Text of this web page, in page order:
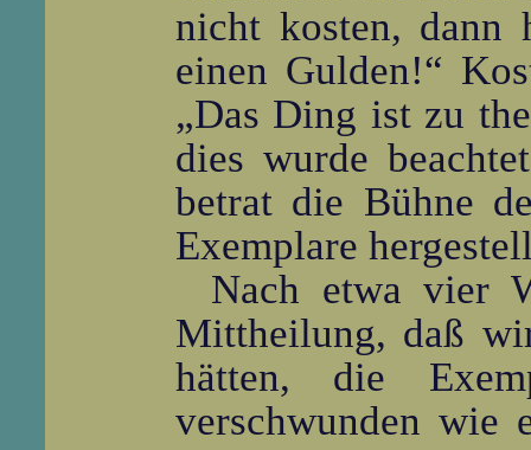
nicht kosten, dann
einen Gulden!“
„Das Ding ist zu
dies wurde
betrat die Bühne
Exemplare
Nach etwa vier
Mittheilung, daß
hätten, die
verschwunden wie